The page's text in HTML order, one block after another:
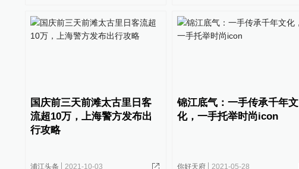
国庆前三天前滩太古里日客
流超10万，上海警方发布出
行攻略
浦江头条 2021-10-03
锦江底气：一手传承千年文
化，一手托举时尚icon
你好天府 2021-05-28